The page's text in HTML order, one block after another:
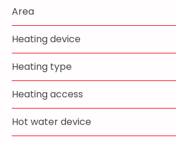
Area
Heating device
Heating type
Heating access
Hot water device